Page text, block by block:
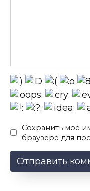
Сохранить моё
браузере для